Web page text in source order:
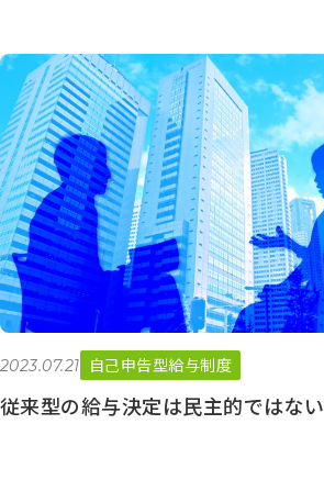
2023.07.21 自己申告型給与制度
従来型の給与決定は民主的ではない